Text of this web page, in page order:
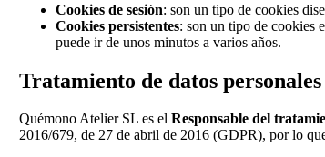
Cookies de sesión: son un tipo de cookies
Cookies persistentes: son un tipo de cookies
puede ir de unos minutos a varios años.
Tratamiento de datos personales
Quémono Atelier SL es elResponsable del
2016/679, de 27 de abril de 2016 (GDPR), por lo